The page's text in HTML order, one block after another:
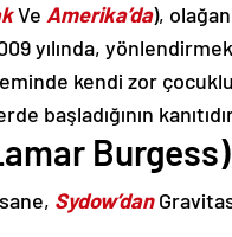
Ve Amerika’da),
yılında,
kendi zor
başladığının
Burgess)
Sydow’dan